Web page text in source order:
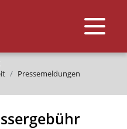
Pressemeldungen